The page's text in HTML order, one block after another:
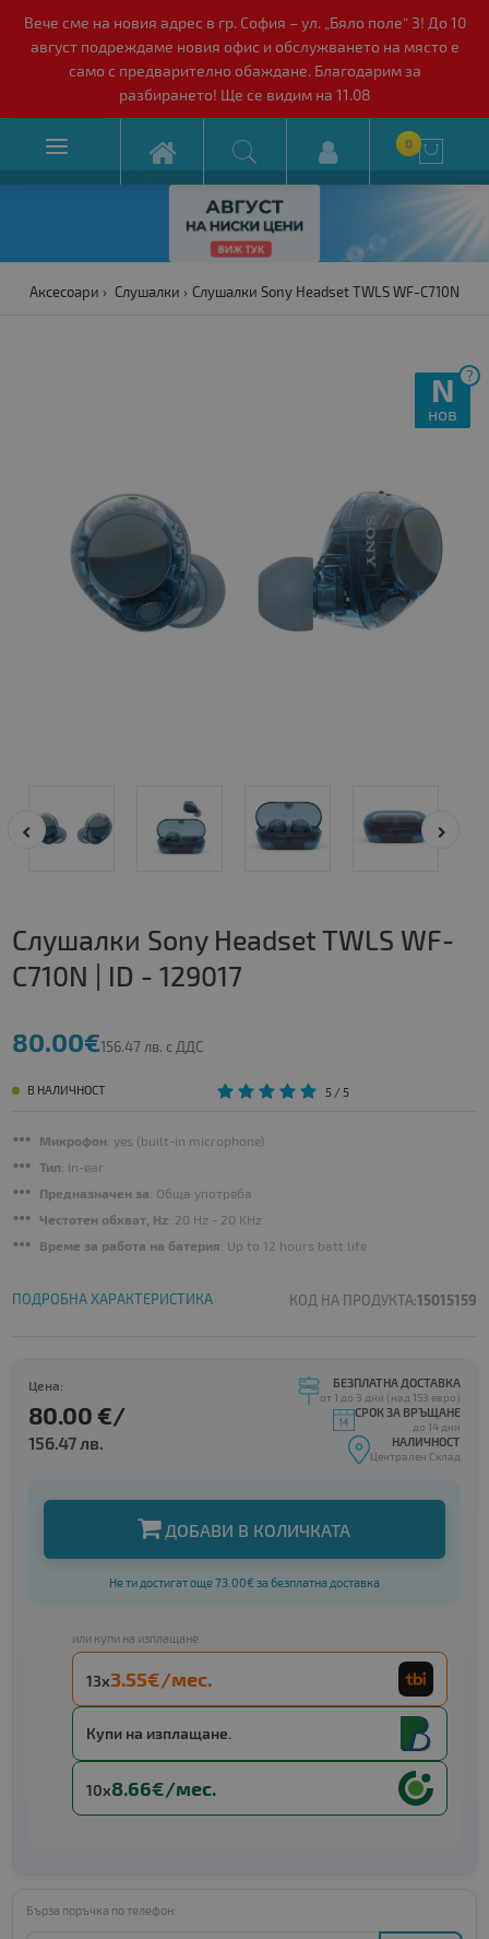
Вече сме на новия адрес в гр. София – ул. „Бяло поле“ 3! До 10
август подреждаме новия офис и обслужването на място е
само с предварително обаждане. Благодарим за
разбирането! Ще се видим на 11.08
 0 
Аксесоари Слушалки Слушалки Sony Headset TWLS WF-C710N
?
N
нов
Слушалки Sony Headset TWLS WF-
C710N | ID - 129017
80.00€156.47 лв. с ДДС
В НАЛИЧНОСТ 5/ 5
Микрофон: yes (built-in microphone)
Тип: In-ear
Предназначен за: Обща употреба
Честотен обхват, Hz: 20 Hz - 20 KHz
Време за работа на батерия: Up to 12 hours batt.life
ПОДРОБНА ХАРАКТЕРИСТИКА КОД НА ПРОДУКТА:15015159
Цена:
80.00 €/
156.47 лв.
БЕЗПЛАТНА ДОСТАВКА
от 1 до 3 дни (над 153 евро)
СРОК ЗА ВРЪЩАНЕ
до 14 дни
НАЛИЧНОСТ
Централен Склад
ДОБАВИ В КОЛИЧКАТА
Не ти достигат още 73.00€ за безплатна доставка
или купи на изплащане:
13x3.55€/мес.
Купи на изплащане.
10x8.66€/мес.
Бърза поръчка по телефон: